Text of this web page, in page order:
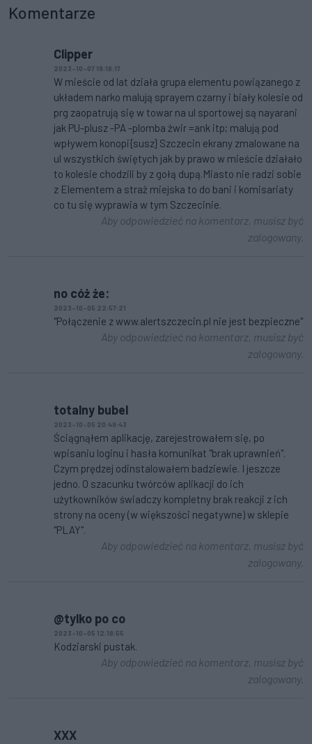
Komentarze
Clipper
2023-10-07 19:18:17
W mieście od lat działa grupa elementu powiązanego z
układem narko malują sprayem czarny i biały kolesie od
prg zaopatrują się w towar na ul sportowej są nayarani
jak PU-plusz -PA -plomba żwir =ank itp; malują pod
wpływem konopi{susz} Szczecin ekrany zmalowane na
ul wszystkich świętych jak by prawo w mieście działało
to kolesie chodzili by z gołą dupą.Miasto nie radzi sobie
z Elementem a straż miejska to do bani i komisariaty
co tu się wyprawia w tym Szczecinie.
Aby odpowiedzieć na komentarz, musisz być
zalogowany.
no cóż że:
2023-10-05 22:57:21
"Połączenie z www.alertszczecin.pl nie jest bezpieczne"
Aby odpowiedzieć na komentarz, musisz być
zalogowany.
totalny bubel
2023-10-05 20:49:43
Ściągnąłem aplikację, zarejestrowałem się, po
wpisaniu loginu i hasła komunikat "brak uprawnień".
Czym prędzej odinstalowałem badziewie. I jeszcze
jedno. O szacunku twórców aplikacji do ich
użytkowników świadczy kompletny brak reakcji z ich
strony na oceny (w większości negatywne) w sklepie
"PLAY".
Aby odpowiedzieć na komentarz, musisz być
zalogowany.
@tylko po co
2023-10-05 12:18:55
Kodziarski pustak.
Aby odpowiedzieć na komentarz, musisz być
zalogowany.
XXX